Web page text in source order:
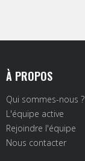
À PROPOS
Qui sommes-nous ?
L'équipe active
Rejoindre l'équipe
Nous contacter